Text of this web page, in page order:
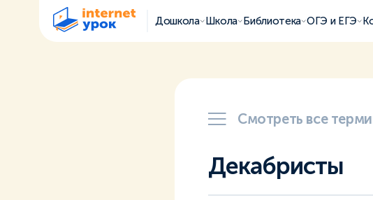
Дошкола Школа Библиотека ОГЭ и ЕГЭ
Смотреть все
Декабристы